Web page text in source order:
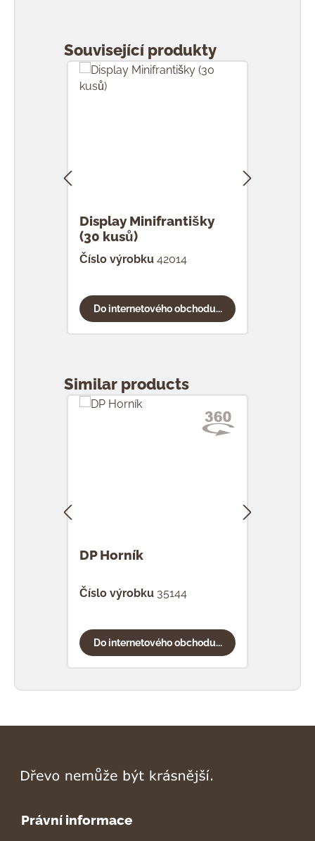
Související produkty
Display Minifrantišky
(30 kusů)
Číslo výrobku 42014
Do internetového obchodu...
Similar products
DP Horník
Číslo výrobku 35144
Do internetového obchodu...
Právní informace